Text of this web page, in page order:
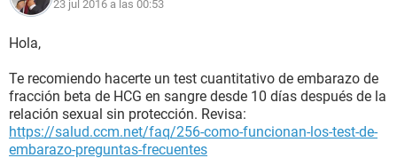
23 jul 2016 a las 00:53
Hola,
Te recomiendo hacerte un test cuantitativo de embarazo de
fracción beta de HCG en sangre desde 10 días después de la
relación sexual sin protección. Revisa:
https://salud.ccm.net/faq/256-como-funcionan-los-test-de-
embarazo-preguntas-frecuentes